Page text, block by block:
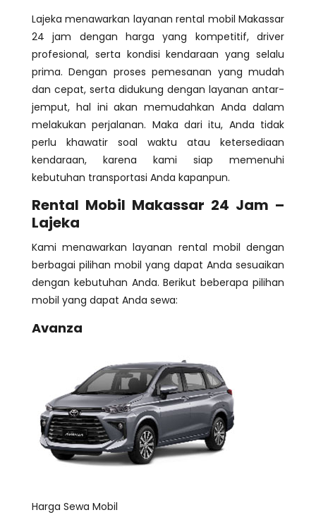
Lajeka menawarkan layanan rental mobil Makassar
24 jam dengan harga yang kompetitif, driver
profesional, serta kondisi kendaraan yang selalu
prima. Dengan proses pemesanan yang mudah
dan cepat, serta didukung dengan layanan antar-
jemput, hal ini akan memudahkan Anda dalam
melakukan perjalanan. Maka dari itu, Anda tidak
perlu khawatir soal waktu atau ketersediaan
kendaraan, karena kami siap memenuhi
kebutuhan transportasi Anda kapanpun.
Rental Mobil Makassar 24 Jam –
Lajeka
Kami menawarkan layanan rental mobil dengan
berbagai pilihan mobil yang dapat Anda sesuaikan
dengan kebutuhan Anda. Berikut beberapa pilihan
mobil yang dapat Anda sewa:
Avanza
Harga Sewa Mobil